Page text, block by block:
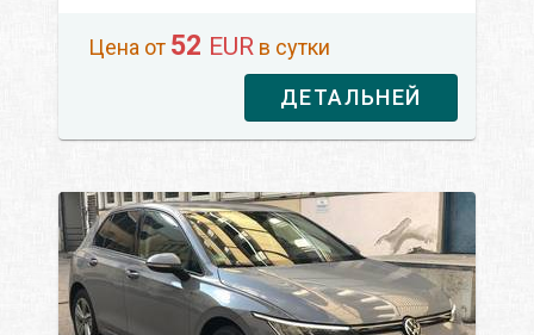
Цена от 52 EUR в сутки
ДЕТАЛЬНЕЙ